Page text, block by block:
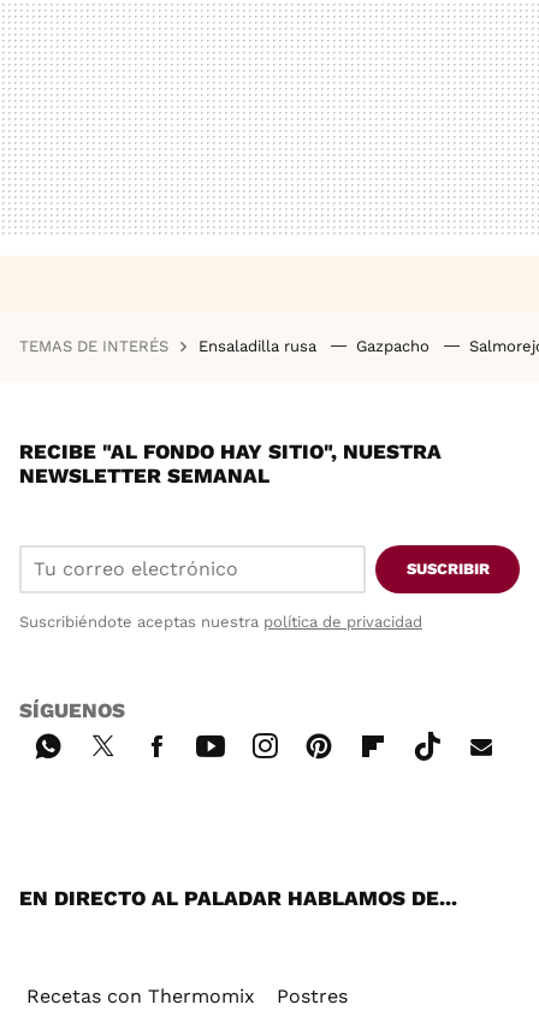
TEMAS DE INTERÉS Ensaladilla rusa Gazpacho
RECIBE "AL FONDO HAY SITIO", NUESTRA
NEWSLETTER SEMANAL
SUSCRIBIR
Suscribiéndote aceptas nuestra política de privacidad
SÍGUENOS
EN DIRECTO AL PALADAR HABLAMOS DE...
Recetas con Thermomix Postres